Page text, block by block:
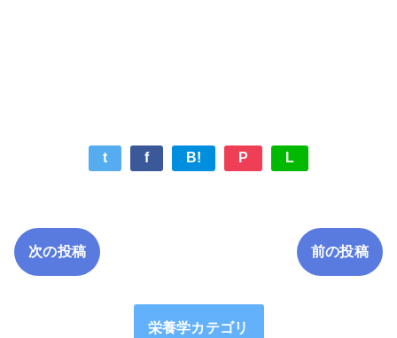
t f B! P L
次の投稿 前の投稿
栄養学カテゴリ